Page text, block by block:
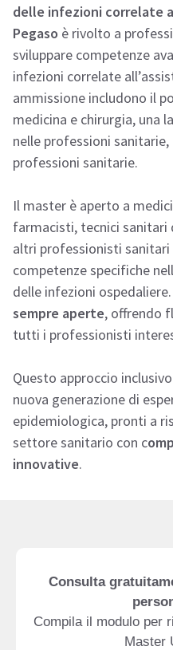
delle infezioni correlate
Pegaso è rivolto a
sviluppare competenze
infezioni correlate
ammissione includono il
medicina e chirurgia, una
nelle professioni
professioni sanitarie.
Il master è aperto a
farmacisti, tecnici
altri professionisti sanitari
competenze specifiche
delle infezioni ospedaliere.
sempre aperte, offrendo
tutti i professionisti
Questo approccio
nuova generazione di
epidemiologica, pronti a
settore sanitario con c
innovative.
Consulta
Compila il modulo per
Master